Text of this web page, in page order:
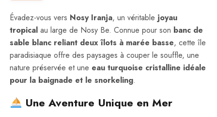
Évadez-vous vers Nosy Iranja, un véritable joyau
tropical au large de Nosy Be. Connue pour son banc de
sable blanc reliant deux îlots à marée basse, cette île
paradisiaque offre des paysages à couper le souffle, une
nature préservée et une eau turquoise cristalline idéale
pour la baignade et le snorkeling.
Une Aventure Unique en Mer